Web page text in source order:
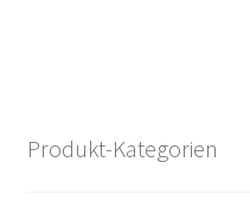
Produkt-Kategorien